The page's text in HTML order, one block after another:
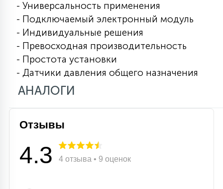
С УПРАВЛЕНИЕМ
АКСЕССУАРЫ
- Универсальность применения
- Подключаемый электронный модуль
- Индивидуальные решения
- Превосходная производительность
- Простота установки
- Датчики давления общего назначения
АНАЛОГИ
Отзывы
4.3 4 отзыва • 9 оценок